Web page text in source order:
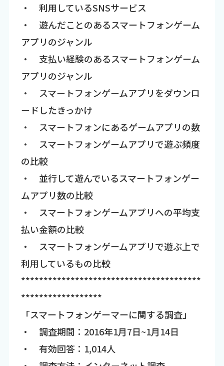
・ 利用しているSNSサービス
・ 遊んだことのあるスマートフォンゲーム
アプリのジャンル
・ 支払い経験のあるスマートフォンゲーム
アプリのジャンル
・ スマートフォンゲームアプリをダウンロ
ードしたきっかけ
・ スマートフォンにあるゲームアプリの数
・ スマートフォンゲームアプリで遊ぶ頻度
の比較
・ 並行して遊んでいるスマートフォンゲー
ムアプリ数の比較
・ スマートフォンゲームアプリへの平均支
払い金額の比較
・ スマートフォンゲームアプリで遊ぶ上で
利用しているもの比較
****************************************
******************
「スマートフォンゲーマーに関する調査」
・ 調査期間：2016年1月7日~1月14日
・ 有効回答：1,014人